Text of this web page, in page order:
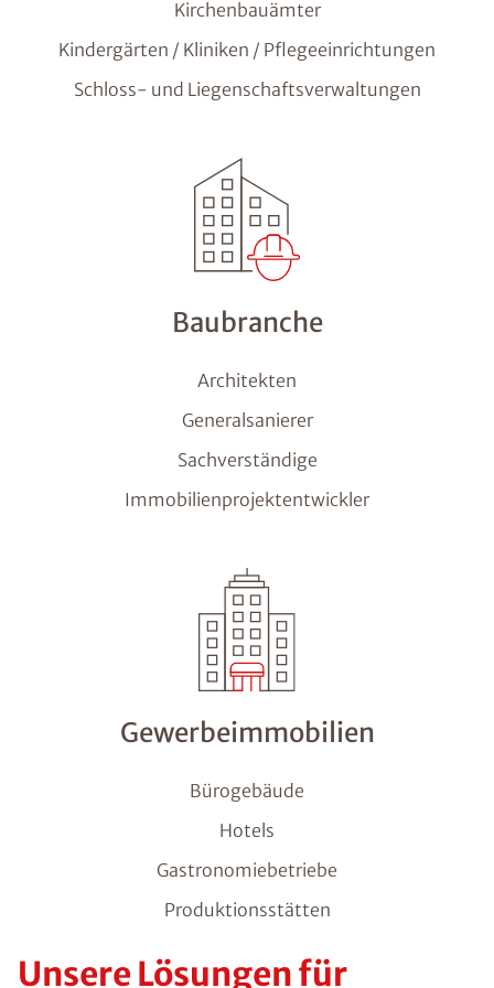
Kirchenbauämter
Kindergärten / Kliniken / Pflegeeinrichtungen
Schloss- und Liegenschaftsverwaltungen
Baubranche
Architekten
Generalsanierer
Sachverständige
Immobilienprojektentwickler
Gewerbeimmobilien
Bürogebäude
Hotels
Gastronomiebetriebe
Produktionsstätten
Unsere Lösungen für